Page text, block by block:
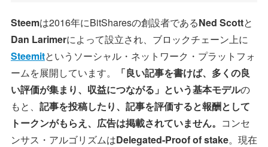
Steemは2016年にBitSharesの創設者であるNed Scottと
Dan Larimerによって設立され、ブロックチェーン上に
Steemitというソーシャル・ネットワーク・プラットフォ
ームを展開しています。
「良い記事を書けば、多くの良
い評価が集まり、収益につながる」という基本モデルの
もと、 記事を投稿したり、記事を評価すると報酬として
トークンがもらえ、広告は掲載されていません。 コンセ
ンサス・アルゴリズムはDelegated-Proof of stake。現在